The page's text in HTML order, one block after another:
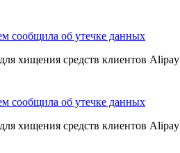
сообщила об утечке данных
хищения средств клиентов Alipay
сообщила об утечке данных
хищения средств клиентов Alipay